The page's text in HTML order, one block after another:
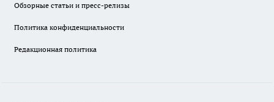
Обзорные статьи и пресс-релизы
Политика конфиденциальности
Редакционная политика